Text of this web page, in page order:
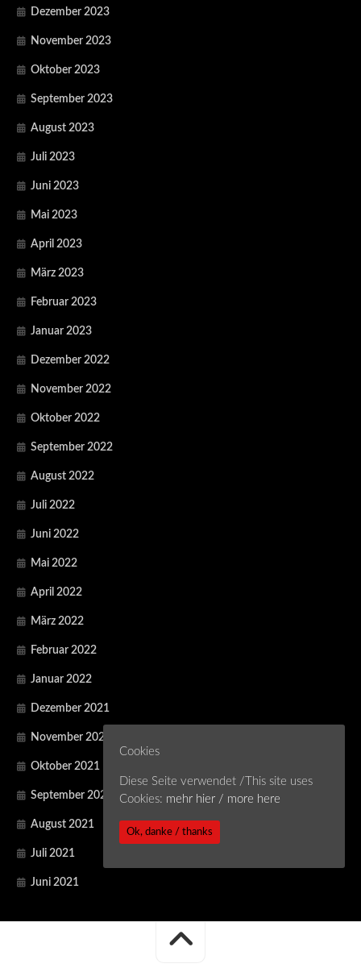
Dezember 2023
November 2023
Oktober 2023
September 2023
August 2023
Juli 2023
Juni 2023
Mai 2023
April 2023
März 2023
Februar 2023
Januar 2023
Dezember 2022
November 2022
Oktober 2022
September 2022
August 2022
Juli 2022
Juni 2022
Mai 2022
April 2022
März 2022
Februar 2022
Januar 2022
Dezember 2021
November 2021
Oktober 2021
September 2021
August 2021
Juli 2021
Juni 2021
Cookies
Diese Seite verwendet /This site uses
Cookies: mehr hier / more here
Ok, danke / thanks